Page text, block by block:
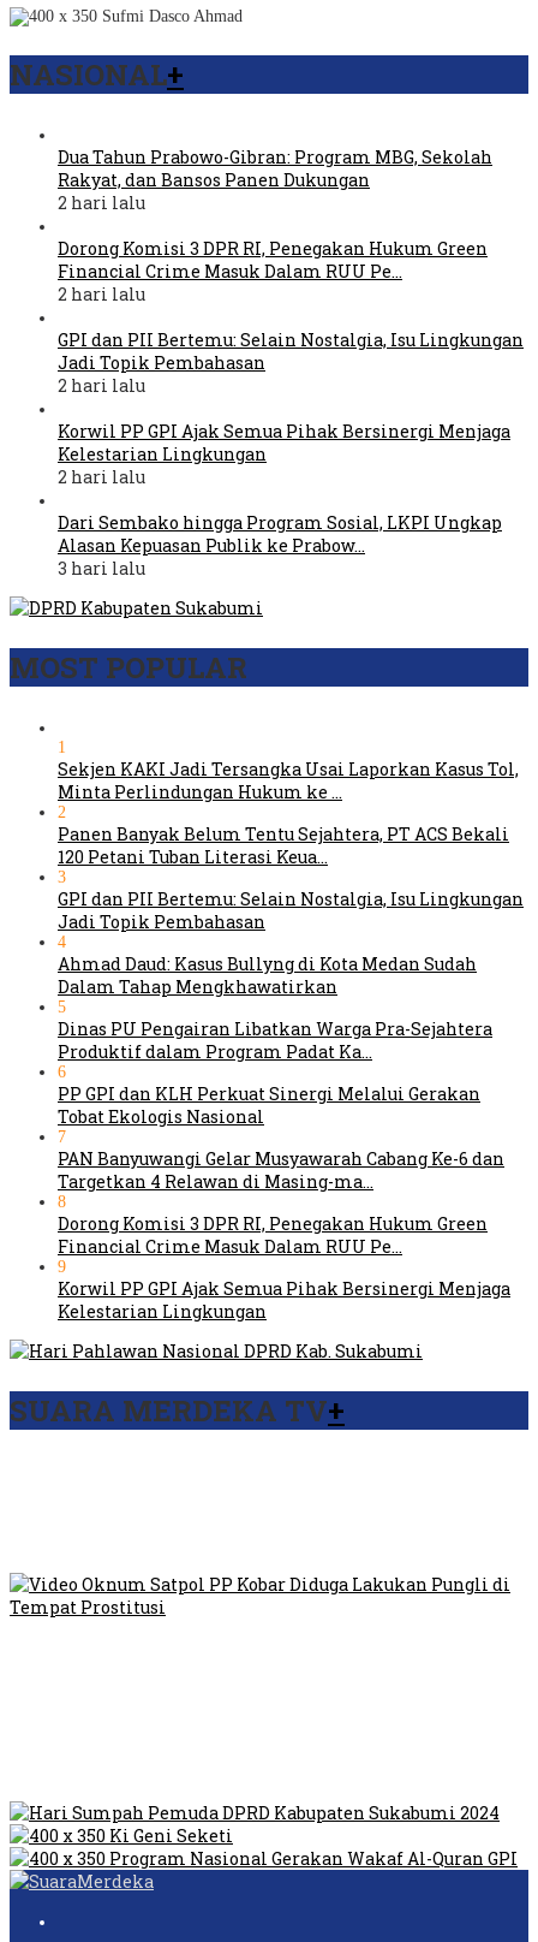
NASIONAL+
Dua Tahun Prabowo-Gibran: Program MBG, Sekolah
Rakyat, dan Bansos Panen Dukungan
2 hari lalu
Dorong Komisi 3 DPR RI, Penegakan Hukum Green
Financial Crime Masuk Dalam RUU Pe…
2 hari lalu
GPI dan PII Bertemu: Selain Nostalgia, Isu Lingkungan
Jadi Topik Pembahasan
2 hari lalu
Korwil PP GPI Ajak Semua Pihak Bersinergi Menjaga
Kelestarian Lingkungan
2 hari lalu
Dari Sembako hingga Program Sosial, LKPI Ungkap
Alasan Kepuasan Publik ke Prabow…
3 hari lalu
MOST POPULAR
1
Sekjen KAKI Jadi Tersangka Usai Laporkan Kasus Tol,
Minta Perlindungan Hukum ke …
2
Panen Banyak Belum Tentu Sejahtera, PT ACS Bekali
120 Petani Tuban Literasi Keua…
3
GPI dan PII Bertemu: Selain Nostalgia, Isu Lingkungan
Jadi Topik Pembahasan
4
Ahmad Daud: Kasus Bullyng di Kota Medan Sudah
Dalam Tahap Mengkhawatirkan
5
Dinas PU Pengairan Libatkan Warga Pra-Sejahtera
Produktif dalam Program Padat Ka…
6
PP GPI dan KLH Perkuat Sinergi Melalui Gerakan
Tobat Ekologis Nasional
7
PAN Banyuwangi Gelar Musyawarah Cabang Ke-6 dan
Targetkan 4 Relawan di Masing-ma…
8
Dorong Komisi 3 DPR RI, Penegakan Hukum Green
Financial Crime Masuk Dalam RUU Pe…
9
Korwil PP GPI Ajak Semua Pihak Bersinergi Menjaga
Kelestarian Lingkungan
SUARA MERDEKA TV+